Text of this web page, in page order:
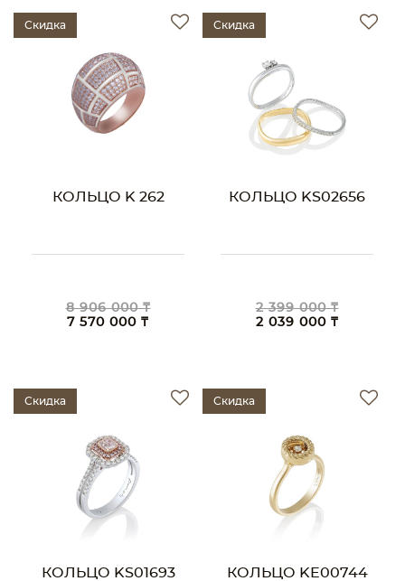
Скидка
КОЛЬЦО K 262
8 906 000 ₸
7 570 000 ₸
Скидка
КОЛЬЦО KS02656
2 399 000 ₸
2 039 000 ₸
Скидка
КОЛЬЦО KS01693
Скидка
КОЛЬЦО KE00744